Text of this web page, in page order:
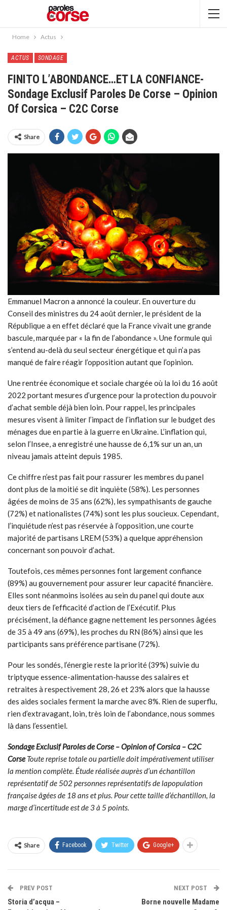
Home Actus
ACTUS SONDAGE
FINITO L’ABONDANCE…ET LA CONFIANCE-
Sondage Exclusif Paroles De Corse – Opinion
Of Corsica – C2C Corse
Share
Emmanuel Macron a annoncé la couleur. En ouverture du
Conseil des ministres du 24 août dernier, le président de la
République a en effet déclaré que la France vivait une grande
bascule, marquée par « la fin de l’abondance ». Une formule qui
s’entend au-delà du seul secteur énergétique et qui n’a pas
manqué de faire réagir l’opposition autant que l’opinion.
Une rentrée économique et sociale chargée où la loi du 16 août
2022 portant mesures d’urgence pour la protection du pouvoir
d’achat semble déjà bien loin. Pour rappel, les principales
mesures visent à limiter l’impact de l’inflation sur le budget des
ménages due en partie à la guerre en Ukraine. L’inflation qui,
selon l’Insee, a enregistré une hausse de 6,1% sur un an, un
niveau jamais atteint depuis 1985.
Ce chiffre n’est pas fait pour rassurer les membres du panel
dont plus de la moitié se dit inquiète (58%). Les personnes
âgées de moins de 35 ans (62%), les sympathisants de gauche
(72%) et nationalistes (74%) sont les plus soucieux. Cependant,
l’inquiétude n’est pas réservée à l’opposition, une courte
majorité de partisans LREM (53%) a quelque appréhension
concernant son pouvoir d’achat.
Toutefois, ces mêmes personnes font largement confiance
(89%) au gouvernement pour assurer leur capacité financière.
Elles sont néanmoins isolées au sein du panel qui doute aux
deux tiers de l’efficacité d’action de l’Exécutif. Plus
précisément, la défiance gagne nettement les personnes âgées
de 35 à 49 ans (69%), les proches du RN (86%) ainsi que les
participants sans préférence partisane (72%).
Pour les sondés, l’énergie reste la priorité (39%) suivie du
triptyque essence-alimentation-hausse des salaires et
retraites à respectivement 28, 26 et 23% alors que la hausse
des aides sociales ferment la marche avec 8%. Rien de superflu,
rien d’extravagant, loin, très loin de l’abondance, nous sommes
là dans l’essentiel.
Sondage Exclusif Paroles de Corse – Opinion of Corsica – C2C
CorseToute reprise totale ou partielle doit impérativement utiliser
la mention complète. Étude réalisée auprès d’un échantillon
représentatif de 502 personnes représentatifs de lapopulation
française âgées de 18 ans et plus. Pour cette taille d’échantillon, la
marge d’incertitude est de 3 à 5 points.
Share Facebook Twitter Google+
PREV POST
Storia d’acqua –
NEXT POST
Borne nouvelle Madame